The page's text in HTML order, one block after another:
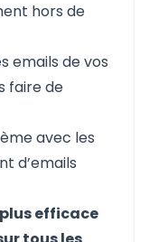
hors de
emails de vos
faire de
avec les
d’emails
plus efficace